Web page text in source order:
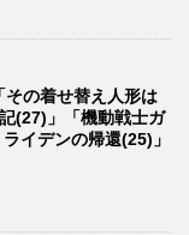
の着せ替え人形は
(27)」「機動戦士ガ
イデンの帰還(25)」